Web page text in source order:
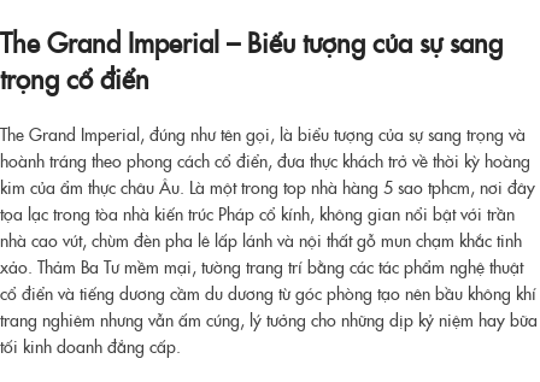
The Grand Imperial – Biểu tượng của sự sang
trọng cổ điển
The Grand Imperial, đúng như tên gọi, là biểu tượng của sự sang trọng và
hoành tráng theo phong cách cổ điển, đưa thực khách trở về thời kỳ hoàng
kim của ẩm thực châu Âu. Là một trong top nhà hàng 5 sao tphcm, nơi đây
tọa lạc trong tòa nhà kiến trúc Pháp cổ kính, không gian nổi bật với trần
nhà cao vút, chùm đèn pha lê lấp lánh và nội thất gỗ mun chạm khắc tinh
xảo. Thảm Ba Tư mềm mại, tường trang trí bằng các tác phẩm nghệ thuật
cổ điển và tiếng dương cầm du dương từ góc phòng tạo nên bầu không khí
trang nghiêm nhưng vẫn ấm cúng, lý tưởng cho những dịp kỷ niệm hay bữa
tối kinh doanh đẳng cấp.